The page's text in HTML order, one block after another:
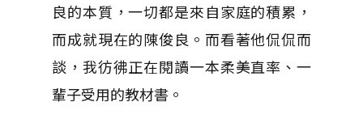
良的本質，一切都是來自家庭的積累，
而成就現在的陳俊良。而看著他侃侃而
談，我彷彿正在閱讀一本柔美直率、一
輩子受用的教材書。